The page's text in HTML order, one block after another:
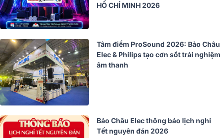
HỒ CHÍ MINH 2026
Tâm điểm ProSound 2026: Bảo Châu
Elec & Philips tạo cơn sốt trải nghiệm
âm thanh
Bảo Châu Elec thông báo lịch nghỉ
Tết nguyên đán 2026